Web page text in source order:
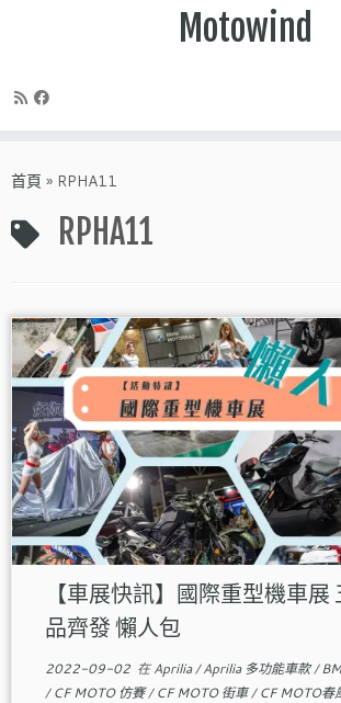
to
Motowind
首頁 » RPHA11
RPHA11
【車展快訊】國際重型機車展
品齊發 懶人包
2022-09-02在Aprilia/Aprilia 多功能車款/
/CF MOTO 仿賽/CF MOTO 街車/CF MOTO春